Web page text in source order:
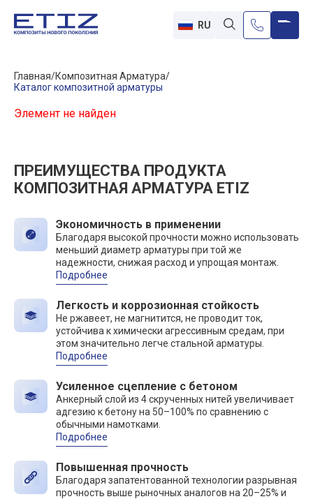
RU
Главная Композитная Арматура
Каталог композитной арматуры
Элемент не найден
ПРЕИМУЩЕСТВА ПРОДУКТА
КОМПОЗИТНАЯ АРМАТУРА ETIZ
Экономичность в применении
Благодаря высокой прочности можно использовать
меньший диаметр арматуры при той же
надежности, снижая расход и упрощая монтаж.
Подробнее
Легкость и коррозионная стойкость
Не ржавеет, не магнитится, не проводит ток,
устойчива к химически агрессивным средам, при
этом значительно легче стальной арматуры.
Подробнее
Усиленное сцепление с бетоном
Анкерный слой из 4 скрученных нитей увеличивает
адгезию к бетону на 50–100% по сравнению с
обычными намотками.
Подробнее
Повышенная прочность
Благодаря запатентованной технологии разрывная
прочность выше рыночных аналогов на 20–25% и